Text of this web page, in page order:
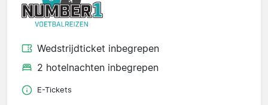
Wedstrijdticket inbegrepen
2 hotelnachten inbegrepen
E-Tickets